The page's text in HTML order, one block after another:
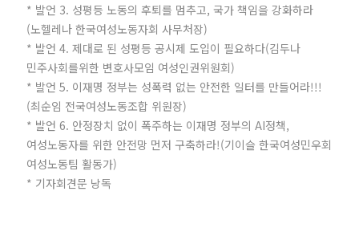
* 발언 3. 성평등 노동의 후퇴를 멈추고, 국가 책임을 강화하라
(노헬레나 한국여성노동자회 사무처장)
* 발언 4. 제대로 된 성평등 공시제 도입이 필요하다(김두나
민주사회를위한 변호사모임 여성인권위원회)
* 발언 5. 이재명 정부는 성폭력 없는 안전한 일터를 만들어라!!!
(최순임 전국여성노동조합 위원장)
* 발언 6. 안정장치 없이 폭주하는 이재명 정부의 AI정책,
여성노동자를 위한 안전망 먼저 구축하라!(기이슬 한국여성민우회
여성노동팀 활동가)
* 기자회견문 낭독